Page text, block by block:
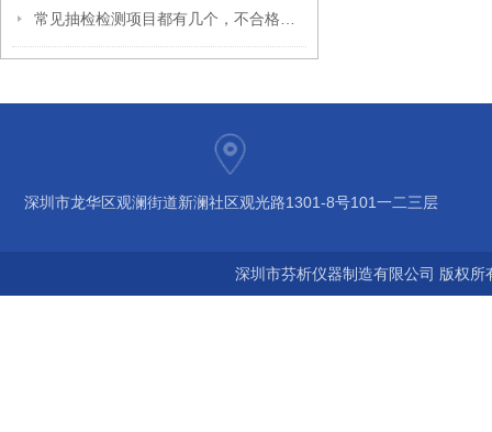
深圳市龙华区观澜街道新澜社区观光路1301-8号101一二三层
深圳市芬析仪器制造有限公司 版权